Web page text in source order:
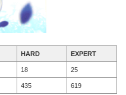
HARD EXPERT
18 25
435 619